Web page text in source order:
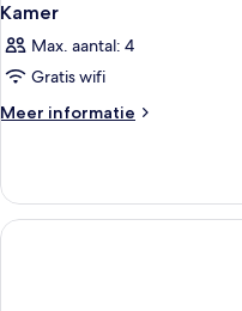
Kamer
Max. aantal: 4
Gratis wifi
Meer informatie
Meer